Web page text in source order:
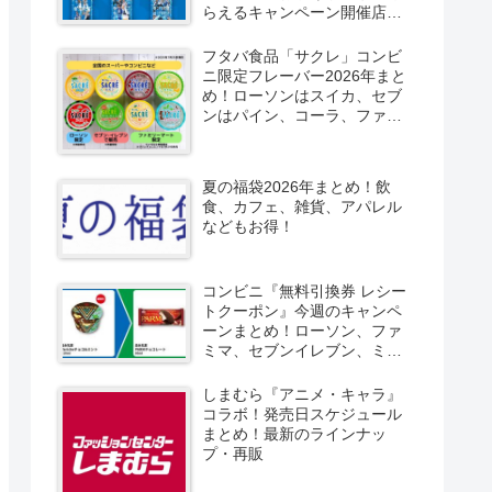
らえるキャンペーン開催店は
定で6種類！見分け方！セブ
ン、ファミマ、ローソン、デ
イリーヤマザキ、ミニストッ
プなどで！クーラーバッグ
フタバ食品「サクレ」コンビ
ニ限定フレーバー2026年まと
め！ローソンはスイカ、セブ
ンはパイン、コーラ、ファミ
夏の福袋2026年まとめ！飲
食、カフェ、雑貨、アパレル
などもお得！
コンビニ『無料引換券 レシー
トクーポン』今週のキャンペ
ーンまとめ！ローソン、ファ
ミマ、セブンイレブン、ミニ
しまむら『アニメ・キャラ』
コラボ！発売日スケジュール
まとめ！最新のラインナッ
プ・再販